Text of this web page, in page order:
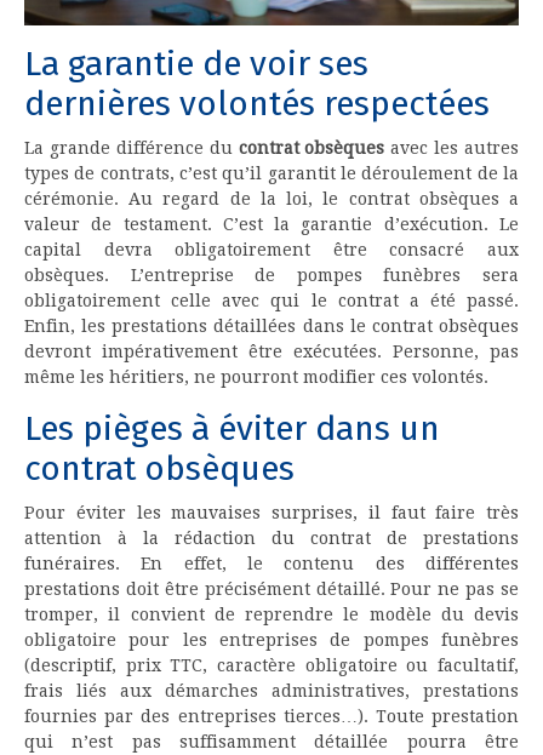
La garantie de voir ses
dernières volontés respectées
La grande différence du contrat obsèques avec les autres
types de contrats, c’est qu’il garantit le déroulement de la
cérémonie. Au regard de la loi, le contrat obsèques a
valeur de testament. C’est la garantie d’exécution. Le
capital devra obligatoirement être consacré aux
obsèques. L’entreprise de pompes funèbres sera
obligatoirement celle avec qui le contrat a été passé.
Enfin, les prestations détaillées dans le contrat obsèques
devront impérativement être exécutées. Personne, pas
même les héritiers, ne pourront modifier ces volontés.
Les pièges à éviter dans un
contrat obsèques
Pour éviter les mauvaises surprises, il faut faire très
attention à la rédaction du contrat de prestations
funéraires. En effet, le contenu des différentes
prestations doit être précisément détaillé. Pour ne pas se
tromper, il convient de reprendre le modèle du devis
obligatoire pour les entreprises de pompes funèbres
(descriptif, prix TTC, caractère obligatoire ou facultatif,
frais liés aux démarches administratives, prestations
fournies par des entreprises tierces…). Toute prestation
qui n’est pas suffisamment détaillée pourra être